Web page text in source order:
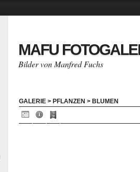
MAFU
Bilder von Manfred Fuchs
GALERIE > PFLANZEN > BLUMEN